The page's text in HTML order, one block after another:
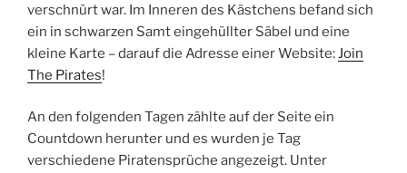
verschnürt war. Im Inneren des Kästchens befand sich
ein in schwarzen Samt eingehüllter Säbel und eine
kleine Karte – darauf die Adresse einer Website:Join
The Pirates!
An den folgenden Tagen zählte auf der Seite ein
Countdown herunter und es wurden je Tag
verschiedene Piratensprüche angezeigt. Unter